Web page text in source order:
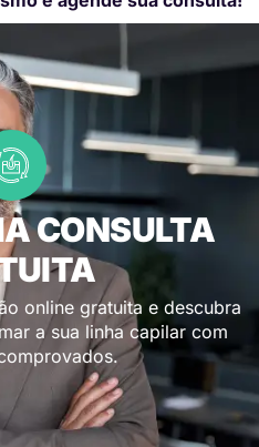
CONSULTA
online gratuita e descubra
a sua linha capilar com